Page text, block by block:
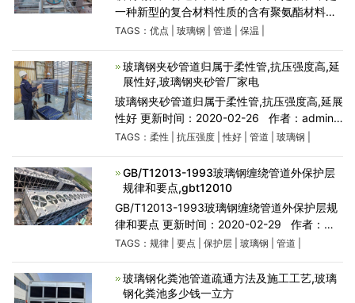
一种新型的复合材料性质的含有聚氨酯材料的
新型管道，其有着传统地沟和架空敷设管道难
使用领域广，具有显
TAGS： 优点 玻璃钢 管道 保温
玻璃钢夹砂管道归属于柔性管,抗压强度高,延
展性好,玻璃钢夹砂管厂家电
玻璃钢夹砂管道归属于柔性管,抗压强度高,延展
性好 更新时间：2020-02-26 作者：admin
人气：433 玻璃钢夹砂管道归属于柔性管，抗
非金属材质
TAGS： 柔性 抗压强度|性好| 管道 玻璃钢
GB/T12013-1993玻璃钢缠绕管道外保护层
规律和要点,gbt12010
GB/T12013-1993玻璃钢缠绕管道外保护层规
律和要点 更新时间：2020-02-29 作者：
admin 人气：385 玻璃钢管道外部的保护层
上多多掌握。
TAGS： 规律| 要点 保护层| 玻璃钢 管道
玻璃钢化粪池管道疏通方法及施工工艺,玻璃
钢化粪池多少钱一立方